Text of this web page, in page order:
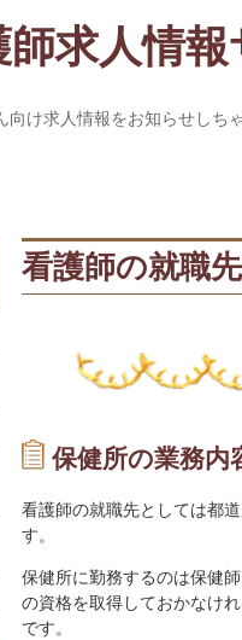
求人情
向け求人情報をお知らせしち
看護師の就職
保健所の業務
看護師の就職先としては都
す。
保健所に勤務するのは保健
の資格を取得しておかなけ
です。